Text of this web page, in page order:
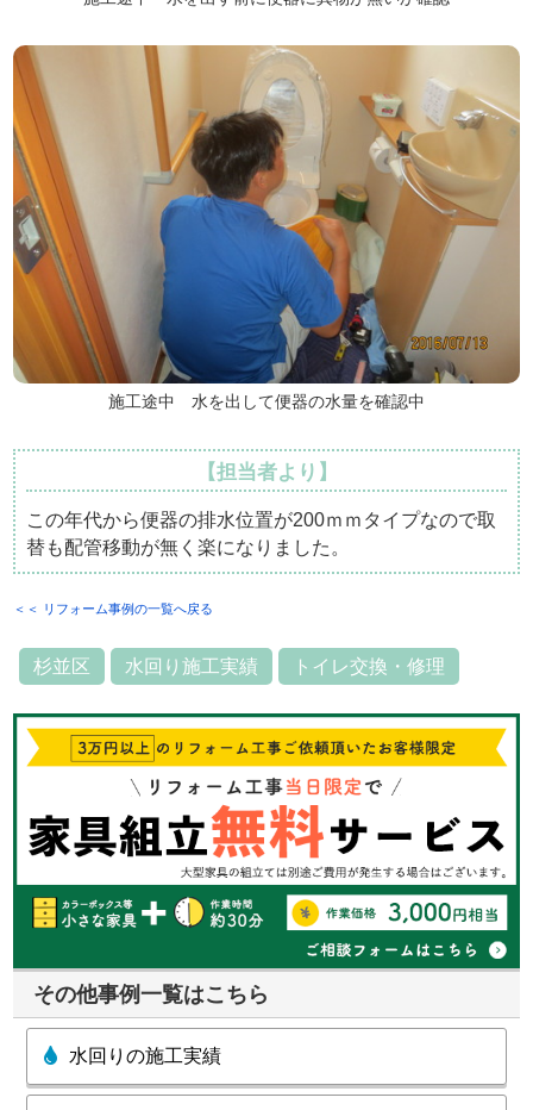
施工途中 水を出して便器の水量を確認中
【担当者より】
この年代から便器の排水位置が200ｍｍタイプなので取
替も配管移動が無く楽になりました。
＜＜ リフォーム事例の一覧へ戻る
杉並区 水回り施工実績 トイレ交換・修理
その他事例一覧はこちら
水回りの施工実績